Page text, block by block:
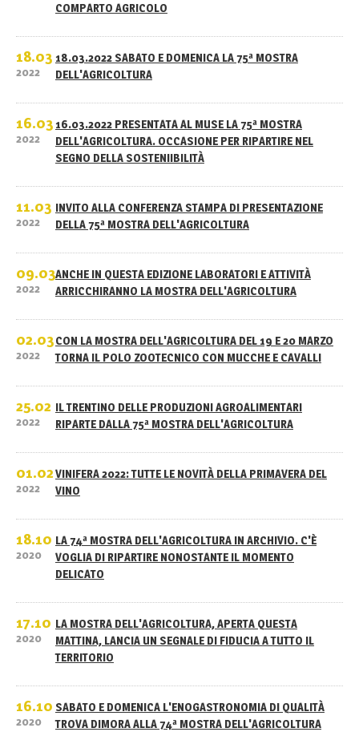
COMPARTO AGRICOLO
18.03
2022
18.03.2022 SABATO E DOMENICA LA 75ª MOSTRA
DELL'AGRICOLTURA
16.03
2022
16.03.2022 PRESENTATA AL MUSE LA 75ª MOSTRA
DELL'AGRICOLTURA. OCCASIONE PER RIPARTIRE NEL
SEGNO DELLA SOSTENIIBILITÀ
11.03
2022
INVITO ALLA CONFERENZA STAMPA DI PRESENTAZIONE
DELLA 75ª MOSTRA DELL'AGRICOLTURA
09.03
2022
ANCHE IN QUESTA EDIZIONE LABORATORI E ATTIVITÀ
ARRICCHIRANNO LA MOSTRA DELL'AGRICOLTURA
02.03
2022
CON LA MOSTRA DELL'AGRICOLTURA DEL 19 E 20 MARZO
TORNA IL POLO ZOOTECNICO CON MUCCHE E CAVALLI
25.02
2022
IL TRENTINO DELLE PRODUZIONI AGROALIMENTARI
RIPARTE DALLA 75ª MOSTRA DELL'AGRICOLTURA
01.02
2022
VINIFERA 2022: TUTTE LE NOVITÀ DELLA PRIMAVERA DEL
VINO
18.10
2020
LA 74ª MOSTRA DELL'AGRICOLTURA IN ARCHIVIO. C'È
VOGLIA DI RIPARTIRE NONOSTANTE IL MOMENTO
DELICATO
17.10
2020
LA MOSTRA DELL'AGRICOLTURA, APERTA QUESTA
MATTINA, LANCIA UN SEGNALE DI FIDUCIA A TUTTO IL
TERRITORIO
16.10
2020
SABATO E DOMENICA L'ENOGASTRONOMIA DI QUALITÀ
TROVA DIMORA ALLA 74ª MOSTRA DELL'AGRICOLTURA